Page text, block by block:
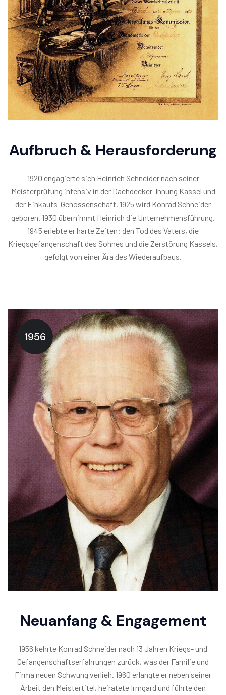
Aufbruch & Herausforderung
1920 engagierte sich Heinrich Schneider nach seiner
Meisterprüfung intensiv in der Dachdecker-Innung Kassel und
der Einkaufs-Genossenschaft. 1925 wird Konrad Schneider
geboren. 1930 übernimmt Heinrich die Unternehmensführung.
1945 erlebte er harte Zeiten: den Tod des Vaters, die
Kriegsgefangenschaft des Sohnes und die Zerstörung Kassels,
gefolgt von einer Ära des Wiederaufbaus.
1956
Neuanfang & Engagement
1956 kehrte Konrad Schneider nach 13 Jahren Kriegs- und
Gefangenschaftserfahrungen zurück, was der Familie und
Firma neuen Schwung verlieh. 1960 erlangte er neben seiner
Arbeit den Meistertitel, heiratete Irmgard und führte den